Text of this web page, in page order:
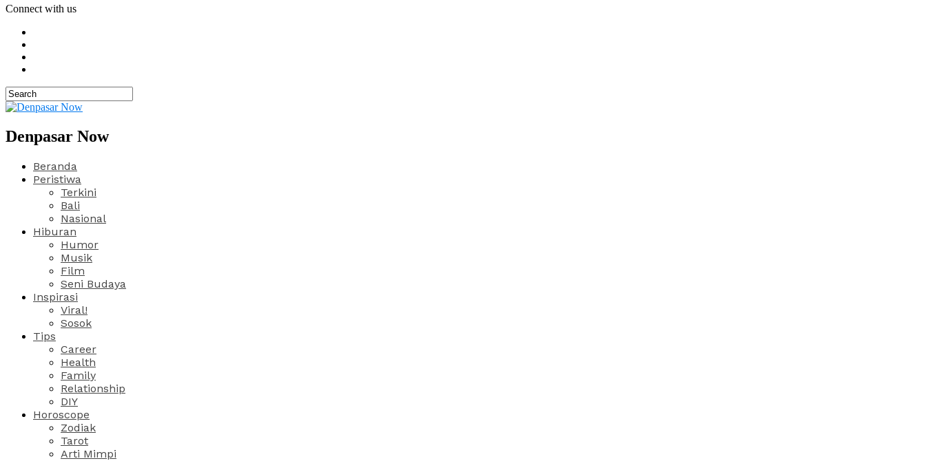
Connect with us
Denpasar Now
Beranda
Peristiwa
Terkini
Bali
Nasional
Hiburan
Humor
Musik
Film
Seni Budaya
Inspirasi
Viral!
Sosok
Tips
Career
Health
Family
Relationship
DIY
Horoscope
Zodiak
Tarot
Arti Mimpi